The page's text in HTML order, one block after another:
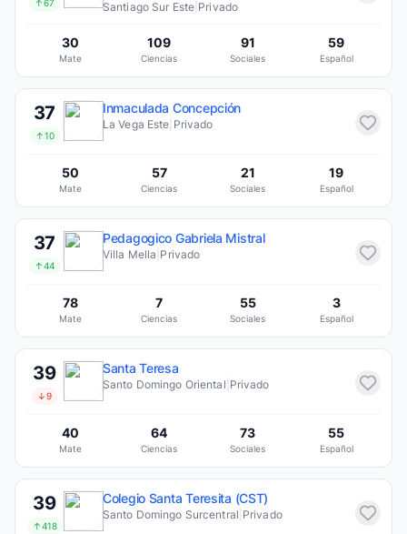
↑67 Santiago Sur Este Privado
30
Mate
109
Ciencias
91
Sociales
59
Español
37
↑10
Inmaculada Concepción
La Vega Este Privado
50
Mate
57
Ciencias
21
Sociales
19
Español
37
↑44
Pedagogico Gabriela Mistral
Villa Mella Privado
78
Mate
7
Ciencias
55
Sociales
3
Español
39
↓9
Santa Teresa
Santo Domingo Oriental Privado
40
Mate
64
Ciencias
73
Sociales
55
Español
39
↑418
Colegio Santa Teresita (CST)
Santo Domingo Surcentral Privado